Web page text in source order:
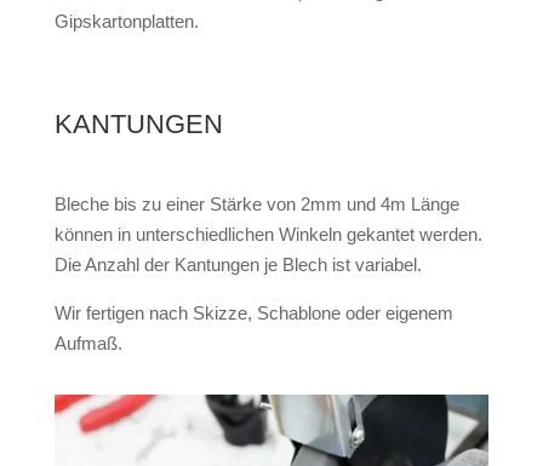
Gipskartonplatten.
KANTUNGEN
Bleche bis zu einer Stärke von 2mm und 4m Länge
können in unterschiedlichen Winkeln gekantet werden.
Die Anzahl der Kantungen je Blech ist variabel.
Wir fertigen nach Skizze, Schablone oder eigenem
Aufmaß.